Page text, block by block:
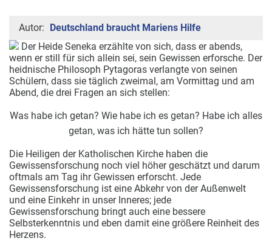
Autor: Deutschland braucht Mariens Hilfe
Der Heide Seneka erzählte von sich, dass er abends,
wenn er still für sich allein sei, sein Gewissen erforsche. Der
heidnische Philosoph Pytagoras verlangte von seinen
Schülern, dass sie täglich zweimal, am Vormittag und am
Abend, die drei Fragen an sich stellen:
Was habe ich getan? Wie habe ich es getan? Habe ich alles
getan, was ich hätte tun sollen?
Die Heiligen der Katholischen Kirche haben die
Gewissensforschung noch viel höher geschätzt und darum
oftmals am Tag ihr Gewissen erforscht. Jede
Gewissensforschung ist eine Abkehr von der Außenwelt
und eine Einkehr in unser Inneres; jede
Gewissensforschung bringt auch eine bessere
Selbsterkenntnis und eben damit eine größere Reinheit des
Herzens.